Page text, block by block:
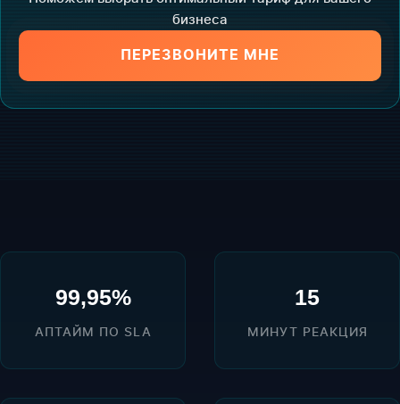
бизнеса
ПЕРЕЗВОНИТЕ МНЕ
99,95%
АПТАЙМ ПО SLA
15
МИНУТ РЕАКЦИЯ